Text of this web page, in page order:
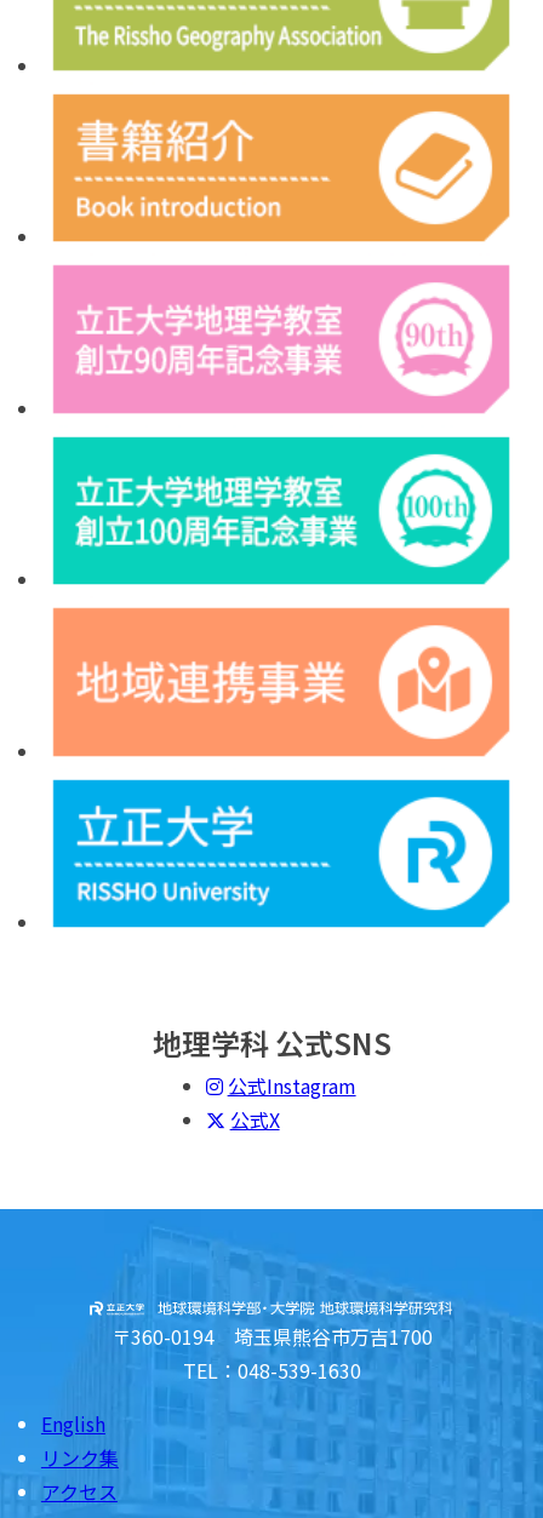
地理学科 公式SNS
公式Instagram
公式X
〒360-0194 埼玉県熊谷市万吉1700
TEL：048-539-1630
English
リンク集
アクセス